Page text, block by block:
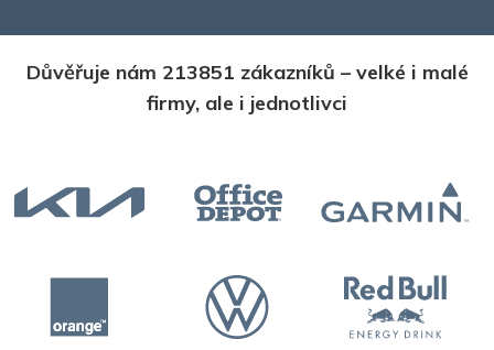
Důvěřuje nám 213851 zákazníků – velké i malé
firmy, ale i jednotlivci